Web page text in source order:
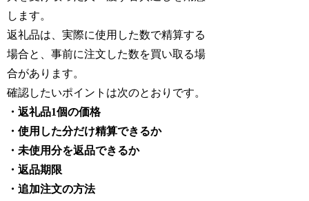
します。
返礼品は、実際に使用した数で精算する
場合と、事前に注文した数を買い取る場
合があります。
確認したいポイントは次のとおりです。
・返礼品1個の価格
・使用した分だけ精算できるか
・未使用分を返品できるか
・返品期限
・追加注文の方法